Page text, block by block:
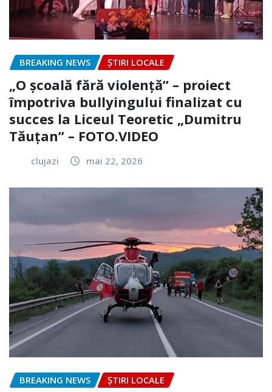
BREAKING NEWS ȘTIRI LOCALE
„O școală fără violență” – proiect
împotriva bullyingului finalizat cu
succes la Liceul Teoretic „Dumitru
Tăuțan” – FOTO.VIDEO
clujazi mai 22, 2026
BREAKING NEWS ȘTIRI LOCALE